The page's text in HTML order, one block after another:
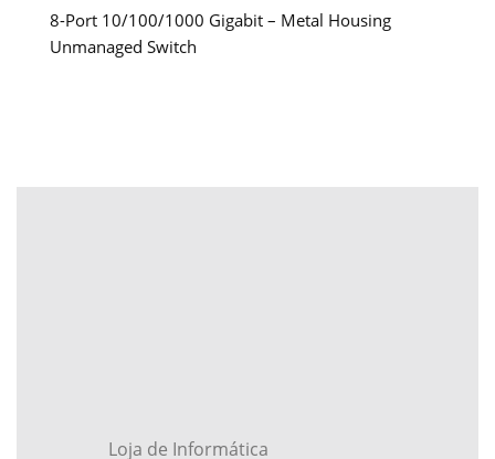
8-Port 10/100/1000 Gigabit – Metal Housing
Unmanaged Switch
Loja de Informática